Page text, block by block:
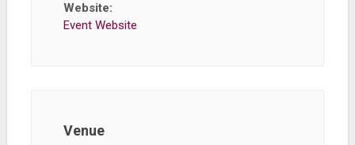
Website:
Event Website
Venue